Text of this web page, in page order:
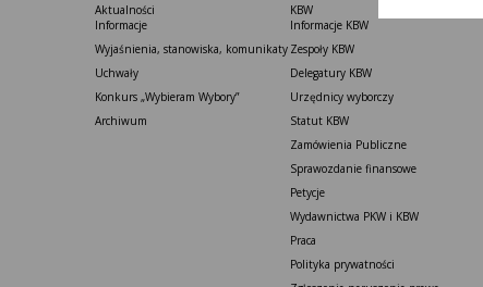
Aktualności
Informacje
Wyjaśnienia, stanowiska, komunikaty
Uchwały
Konkurs „Wybieram Wybory”
Archiwum
KBW
Informacje KBW
Zespoły KBW
Delegatury ​KBW
Urzędnicy wyborczy
Statut K​BW
Zamówienia Publiczne
Sprawozdanie finansowe
Petycje
Wydawnictwa PKW i KBW
Praca
Polityka prywatności